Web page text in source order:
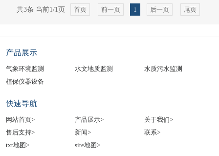
用于监测桥梁洞口处的水位情况，也
可用于隧道、涵洞等的水位测量。
共3条 当前1/1页 首页 前一页 1 后一页 尾页
产品展示
气象环境监测 水文地质监测
水质污水监测
植保仪器设备
快速导航
网站首页> 产品展示>
关于我们>
售后支持>
新闻>
联系>
txt地图>
site地图>